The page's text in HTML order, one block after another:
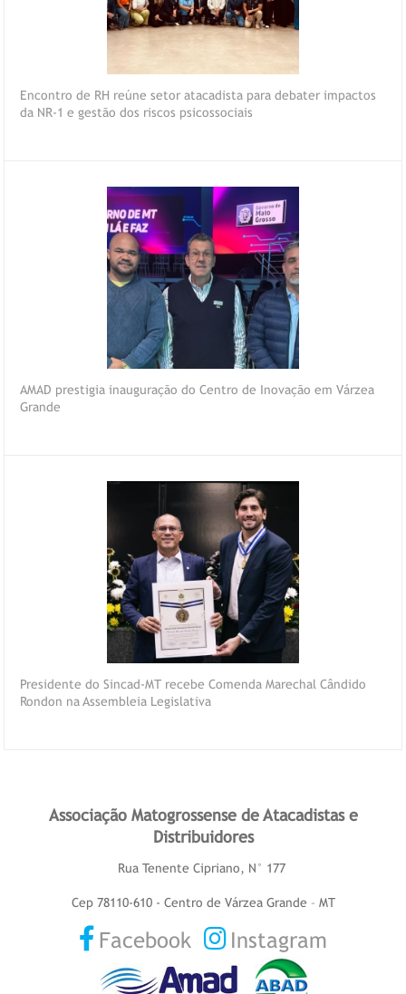
Encontro de RH reúne setor atacadista para debater impactos
da NR-1 e gestão dos riscos psicossociais
AMAD prestigia inauguração do Centro de Inovação em Várzea
Grande
Presidente do Sincad-MT recebe Comenda Marechal Cândido
Rondon na Assembleia Legislativa
Associação Matogrossense de Atacadistas e
Distribuidores
Rua Tenente Cipriano, N° 177
Cep 78110-610 - Centro de Várzea Grande – MT
Facebook Instagram